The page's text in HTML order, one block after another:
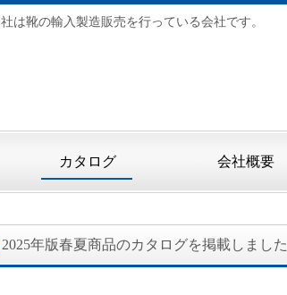
は靴の輸入製造販売を行っている会社です。
カタログ 会社概要
2025年版春夏商品のカタログを掲載しました